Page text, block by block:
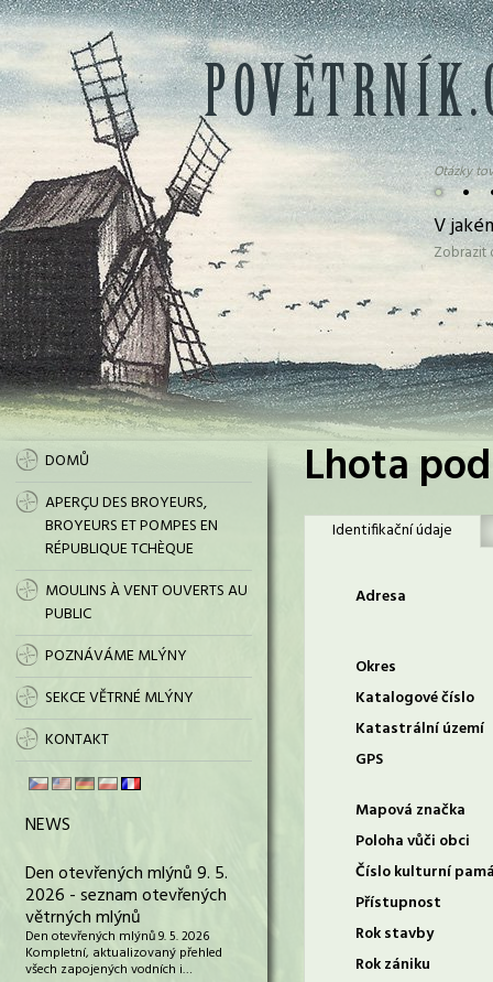
• •
Otázky
V
DOMŮ
APERÇU DES BROYEURS,
BROYEURS ET POMPES EN
RÉPUBLIQUE TCHÈQUE
MOULINS À VENT OUVERTS AU
PUBLIC
POZNÁVÁME MLÝNY
SEKCE VĚTRNÉ MLÝNY
KONTAKT
NEWS
Den otevřených mlýnů 9. 5.
2026 - seznam otevřených
větrných mlýnů
Den otevřených mlýnů 9. 5. 2026
Kompletní, aktualizovaný přehled
všech zapojených vodních i…
Lhota
Identifikační údaje
Adresa
Okres
Katalogové číslo
Katastrální území
GPS
Mapová značka
Poloha vůči obci
Číslo kulturní
Přístupnost
Rok stavby
Rok zániku